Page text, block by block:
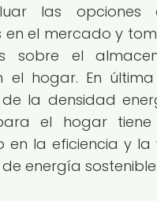
las opciones
en el mercado y
sobre el
el hogar. En
la densidad
el hogar
en la eficiencia y
energía sostenible.